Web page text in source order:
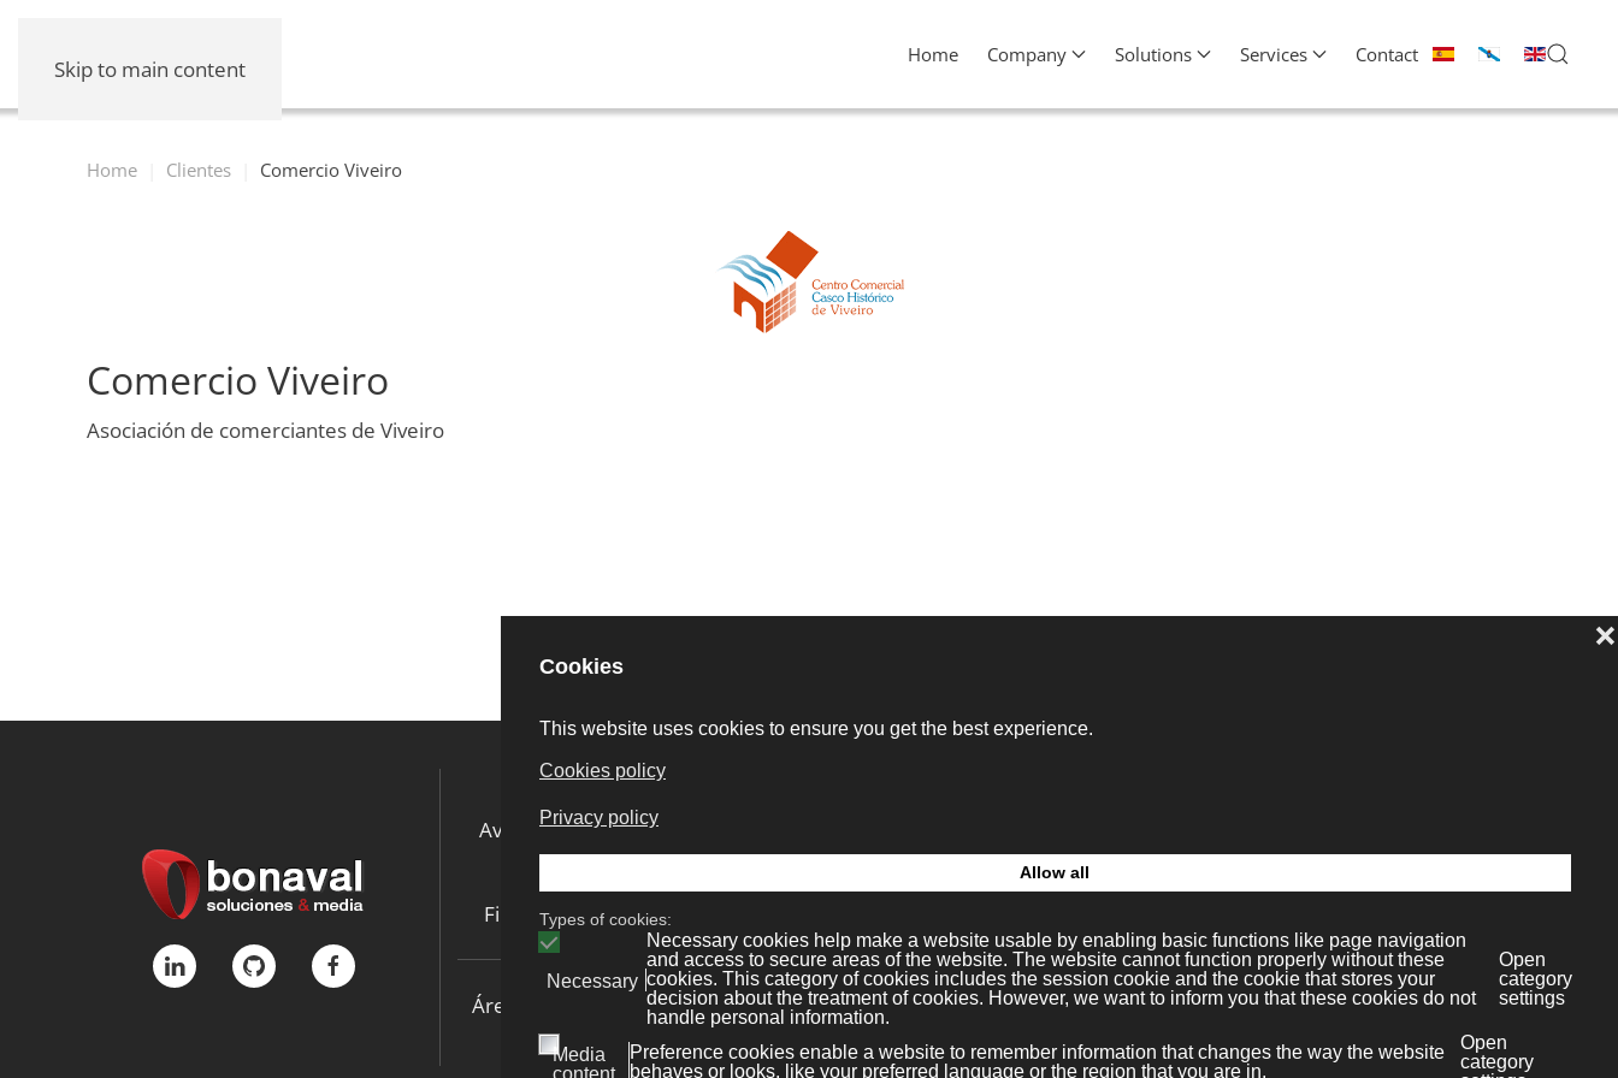
Skip to main content
Home Company Solutions Services Contact
Home Clientes Comercio Viveiro
Comercio Viveiro
Asociación de comerciantes de Viveiro
Avenida Florida 9, 2º Ofic.4
(Pontevedra, Galicia, España)
+34 986 447 532
Diseño y desarrollo:
Aviso legal
File Store
Cookies policy
Área privada Site map